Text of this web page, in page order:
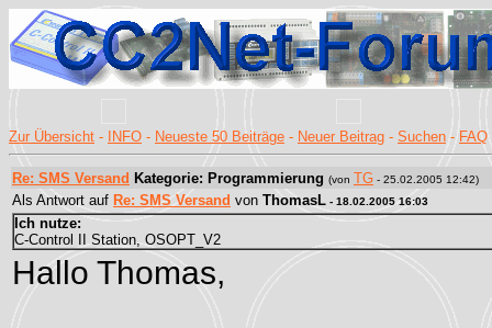
Zur Übersicht - INFO - Neueste 50 Beiträge - Neuer Beitrag - Suchen - FAQ
Re: SMS Versand Kategorie: Programmierung (von TG - 25.02.2005 12:42)
Als Antwort auf Re: SMS Versand von ThomasL - 18.02.2005 16:03
Ich nutze:
C-Control II Station, OSOPT_V2
Hallo Thomas,